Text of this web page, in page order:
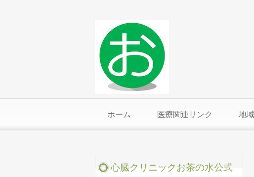
ホーム 医療関連リンク 地
心臓クリニックお茶の水公式